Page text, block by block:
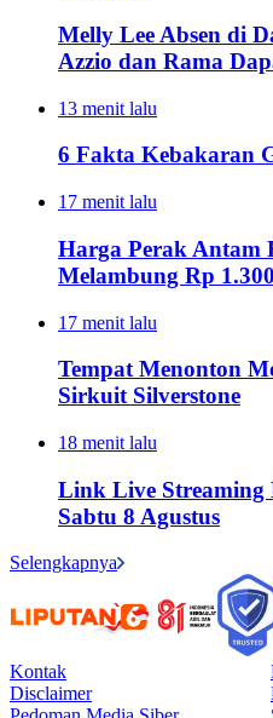
Melly Lee Absen di
Azzio dan Rama
13 menit lalu
6 Fakta Kebakaran
17 menit lalu
Harga Perak Antam
Melambung Rp 1.300
17 menit lalu
Tempat Menonton
Sirkuit Silverstone
18 menit lalu
Link Live Streaming
Sabtu 8 Agustus
Selengkapnya
Kontak
Disclaimer